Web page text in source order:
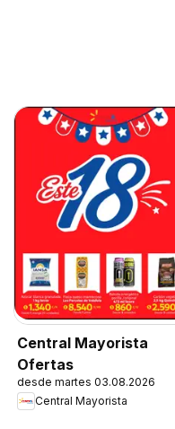
Central Mayorista
Ofertas
desde martes 03.08.2026
Central Mayorista